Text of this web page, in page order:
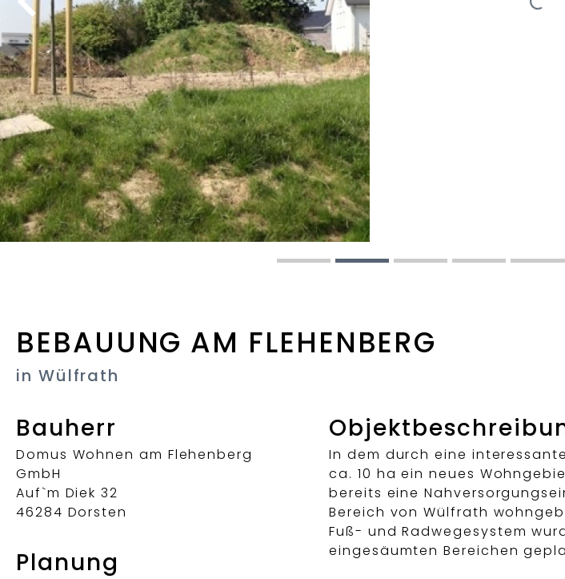
BEBAUUNG AM FLEHENBERG
in Wülfrath
Bauherr
Domus Wohnen am Flehenberg
GmbH
Auf`m Diek 32
46284 Dorsten
Planung
In dem durch eine
ca. 10 ha ein neues
bereits eine
Bereich von Wülfrath
Fuß- und Radwegesystem
eingesäumten Bereichen